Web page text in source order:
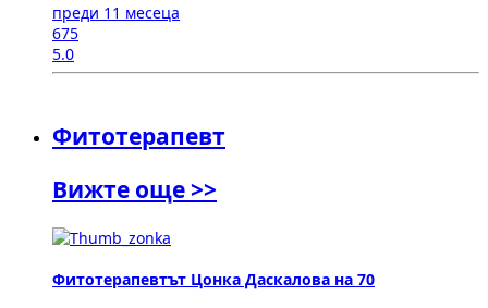
преди 11 месеца
675
5.0
Фитотерапевт
Вижте още >>
Фитотерапевтът Цонка Даскалова на 70